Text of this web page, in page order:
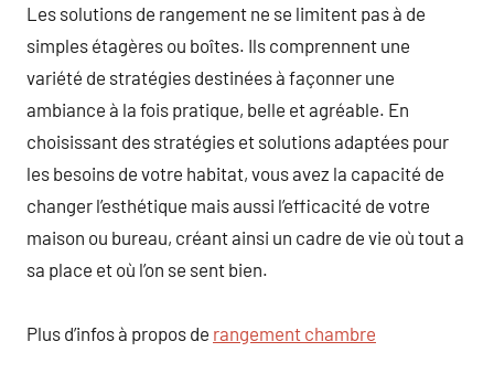
Les solutions de rangement ne se limitent pas à de
simples étagères ou boîtes. Ils comprennent une
variété de stratégies destinées à façonner une
ambiance à la fois pratique, belle et agréable. En
choisissant des stratégies et solutions adaptées pour
les besoins de votre habitat, vous avez la capacité de
changer l’esthétique mais aussi l’efficacité de votre
maison ou bureau, créant ainsi un cadre de vie où tout a
sa place et où l’on se sent bien.
Plus d’infos à propos de rangement chambre